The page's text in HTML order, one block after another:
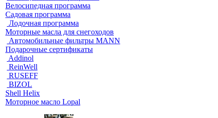
Велосипедная программа
Садовая программа
Лодочная программа
Моторные масла для снегоходов
Автомобильные фильтры MANN
Подарочные сертификаты
Addinol
ReinWell
RUSEFF
BIZOL
Shell Helix
Моторное масло Lopal